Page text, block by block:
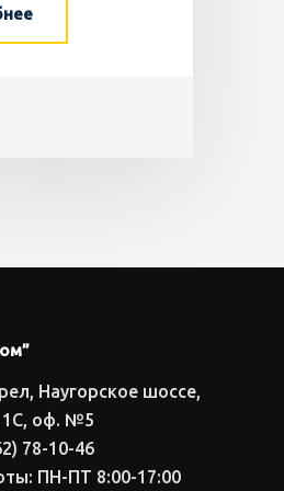
Наугорское шоссе,
1С, оф. №5
78-10-46
ПН-ПТ 8:00-17:00